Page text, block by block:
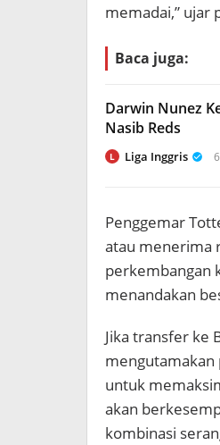
memadai,” ujar
Baca juga:
Darwin Nunez
Nasib Reds
L Liga Inggris
Penggemar
atau menerima
perkembangan
menandakan
Jika transfer ke
mengutamakan
untuk
akan
kombinasi